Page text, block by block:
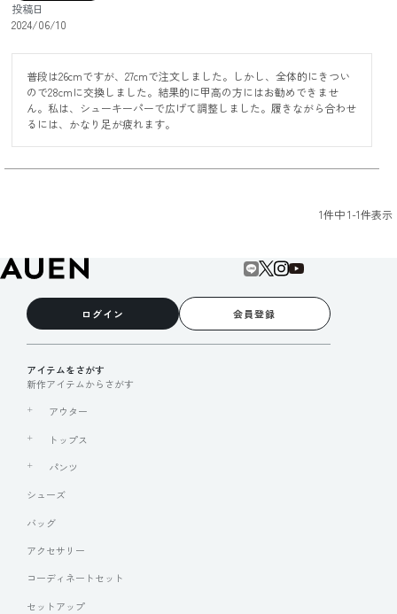
投稿日
2024/06/10
普段は26cmですが、27cmで注文しました。しかし、全体的にきつい
ので28cmに交換しました。結果的に甲高の方にはお勧めできませ
ん。私は、シューキーパーで広げて調整しました。履きながら合わせ
るには、かなり足が疲れます。
1件中1-1件表示
ログイン 会員登録
アイテムをさがす
新作アイテムからさがす
アウター
トップス
パンツ
シューズ
バッグ
アクセサリー
コーディネートセット
セットアップ